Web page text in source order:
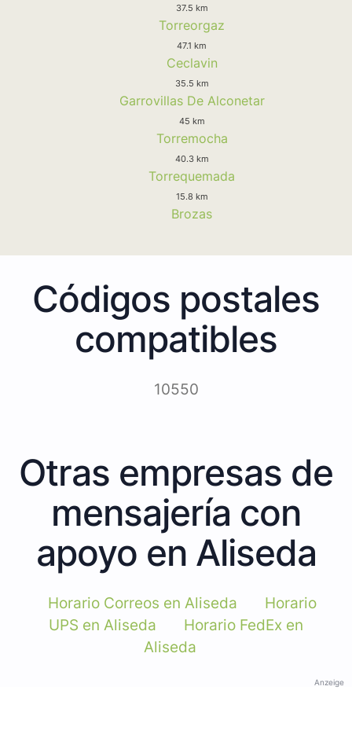
37.5 km
Torreorgaz
47.1 km
Ceclavin
35.5 km
Garrovillas De Alconetar
45 km
Torremocha
40.3 km
Torrequemada
15.8 km
Brozas
Códigos postales
compatibles
10550
Otras empresas de
mensajería con
apoyo en Aliseda
Horario Correos en Aliseda
Horario
UPS en Aliseda
Horario FedEx en
Aliseda
Anzeige